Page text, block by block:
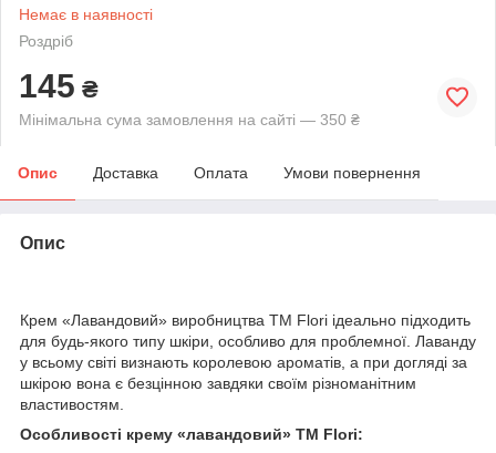
Немає в наявності
Роздріб
145 ₴
Мінімальна сума замовлення на сайті — 350 ₴
Опис Доставка Оплата Умови повернення
Опис
Крем «Лавандовий» виробництва ТМ Flori ідеально підходить
для будь-якого типу шкіри, особливо для проблемної. Лаванду
у всьому світі визнають королевою ароматів, а при догляді за
шкірою вона є безцінною завдяки своїм різноманітним
властивостям.
Особливості крему «лавандовий» ТМ Flori: